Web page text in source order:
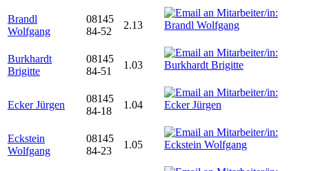
Brandl
Wolfgang
08145
84-52
2.13
Burkhardt
Brigitte
08145
84-51
1.03
Ecker Jürgen
08145
84-18
1.04
Eckstein
Wolfgang
08145
84-23
1.05